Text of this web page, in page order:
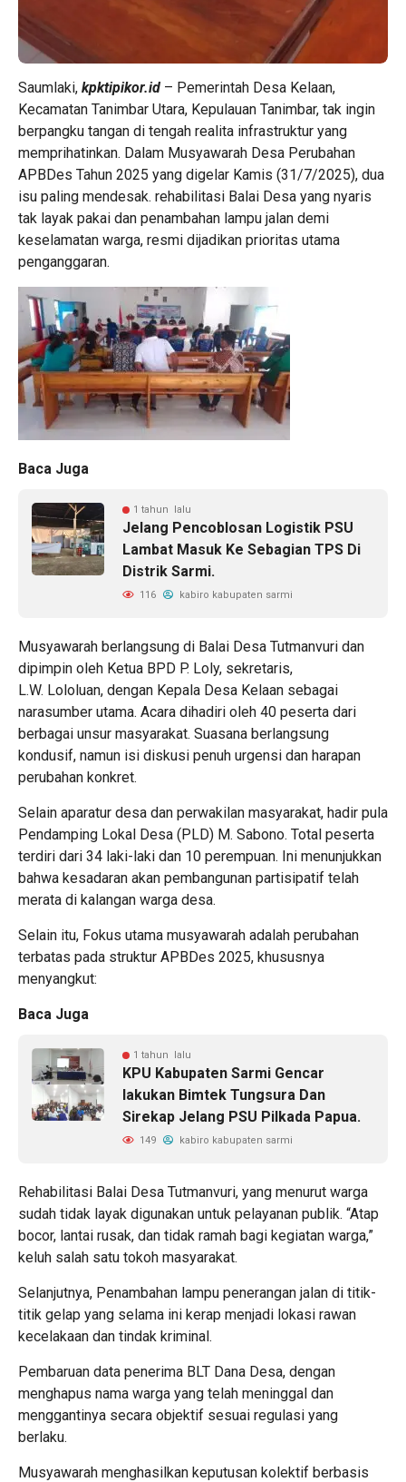
Saumlaki, kpktipikor.id – Pemerintah Desa Kelaan,
Kecamatan Tanimbar Utara, Kepulauan Tanimbar, tak ingin
berpangku tangan di tengah realita infrastruktur yang
memprihatinkan. Dalam Musyawarah Desa Perubahan
APBDes Tahun 2025 yang digelar Kamis (31/7/2025), dua
isu paling mendesak. rehabilitasi Balai Desa yang nyaris
tak layak pakai dan penambahan lampu jalan demi
keselamatan warga, resmi dijadikan prioritas utama
penganggaran.
Baca Juga
1 tahun lalu
Jelang Pencoblosan Logistik PSU
Lambat Masuk Ke Sebagian TPS Di
Distrik Sarmi.
116 kabiro kabupaten sarmi
Musyawarah berlangsung di Balai Desa Tutmanvuri dan
dipimpin oleh Ketua BPD P. Loly, sekretaris,
L.W. Lololuan, dengan Kepala Desa Kelaan sebagai
narasumber utama. Acara dihadiri oleh 40 peserta dari
berbagai unsur masyarakat. Suasana berlangsung
kondusif, namun isi diskusi penuh urgensi dan harapan
perubahan konkret.
Selain aparatur desa dan perwakilan masyarakat, hadir pula
Pendamping Lokal Desa (PLD) M. Sabono. Total peserta
terdiri dari 34 laki-laki dan 10 perempuan. Ini menunjukkan
bahwa kesadaran akan pembangunan partisipatif telah
merata di kalangan warga desa.
Selain itu, Fokus utama musyawarah adalah perubahan
terbatas pada struktur APBDes 2025, khususnya
menyangkut:
Baca Juga
1 tahun lalu
KPU Kabupaten Sarmi Gencar
lakukan Bimtek Tungsura Dan
Sirekap Jelang PSU Pilkada Papua.
149 kabiro kabupaten sarmi
Rehabilitasi Balai Desa Tutmanvuri, yang menurut warga
sudah tidak layak digunakan untuk pelayanan publik. “Atap
bocor, lantai rusak, dan tidak ramah bagi kegiatan warga,”
keluh salah satu tokoh masyarakat.
Selanjutnya, Penambahan lampu penerangan jalan di titik-
titik gelap yang selama ini kerap menjadi lokasi rawan
kecelakaan dan tindak kriminal.
Pembaruan data penerima BLT Dana Desa, dengan
menghapus nama warga yang telah meninggal dan
menggantinya secara objektif sesuai regulasi yang
berlaku.
Musyawarah menghasilkan keputusan kolektif berbasis